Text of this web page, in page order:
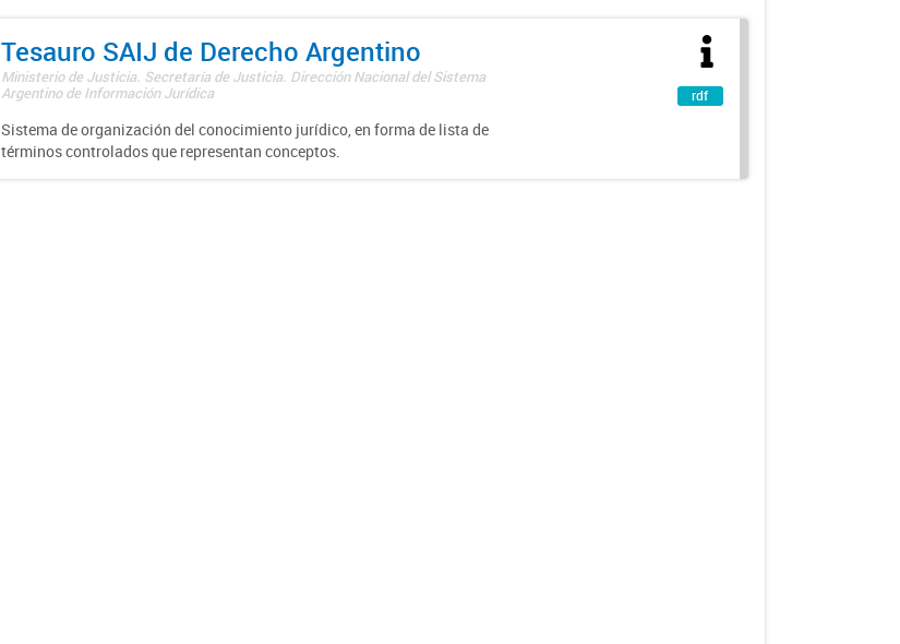
Tesauro SAIJ de Derecho Argentino
Ministerio de Justicia. Secretaría de Justicia. Dirección Nacional del Sistema
Argentino de Información Jurídica
Sistema de organización del conocimiento jurídico, en forma de lista de
términos controlados que representan conceptos.
rdf